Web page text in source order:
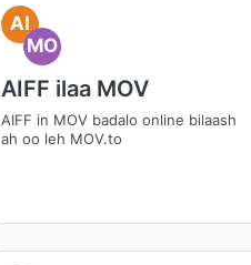
AI
MO
AIFF ilaa MOV
AIFF in MOV badalo online bilaash
ah oo leh MOV.to